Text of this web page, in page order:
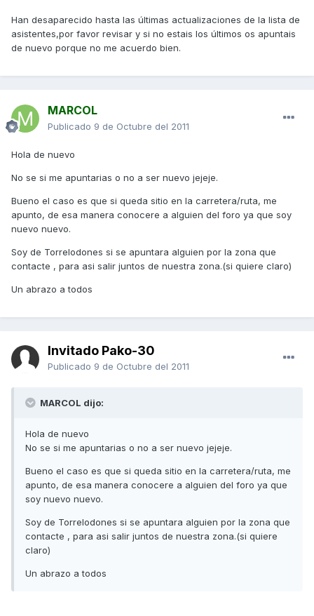
Han desaparecido hasta las últimas actualizaciones de la lista de
asistentes,por favor revisar y si no estais los últimos os apuntais
de nuevo porque no me acuerdo bien.
MARCOL
Publicado 9 de Octubre del 2011
Hola de nuevo
No se si me apuntarias o no a ser nuevo jejeje.
Bueno el caso es que si queda sitio en la carretera/ruta, me
apunto, de esa manera conocere a alguien del foro ya que soy
nuevo nuevo.
Soy de Torrelodones si se apuntara alguien por la zona que
contacte , para asi salir juntos de nuestra zona.(si quiere claro)
Un abrazo a todos
Invitado Pako-30
Publicado 9 de Octubre del 2011
MARCOL dijo:
Hola de nuevo
No se si me apuntarias o no a ser nuevo jejeje.
Bueno el caso es que si queda sitio en la carretera/ruta, me
apunto, de esa manera conocere a alguien del foro ya que
soy nuevo nuevo.
Soy de Torrelodones si se apuntara alguien por la zona que
contacte , para asi salir juntos de nuestra zona.(si quiere
claro)
Un abrazo a todos